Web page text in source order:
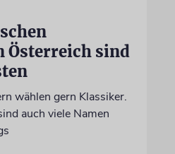
Österreich sind
wählen gern Klassiker.
auch viele Namen